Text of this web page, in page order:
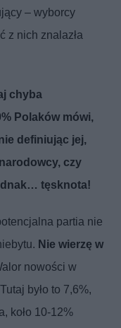
– wyborcy
z nich znalazła
chyba
Polaków mówi,
definiując jej,
czy
tęsknota!
partia nie
Nie wierzę w
nowości w
było to 7,6%,
koło 10-12%